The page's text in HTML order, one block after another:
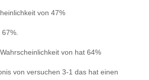
von 47%
von hat 64%
von versuchen 3-1 das hat einen